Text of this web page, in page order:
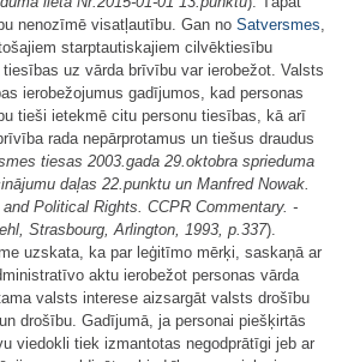
nenozīmē visatļautību. Gan no Satversmes
starptautiskajiem cilvēktiesību
uz vārda brīvību var ierobežot. Valsts
ierobežojumus gadījumos, kad personas
tieši ietekmē citu personu tiesības, kā arī
rada nepārprotamus un tiešus draudus
tiesas 2003.gada 29.oktobra sprieduma
daļas 22.punktu un Manfred Nowak.
Political Rights. CCPR Commentary. -
Strasbourg, Arlington, 1993, p.337).
uzskata, ka par leģitīmo mērķi, saskaņā ar
aktu ierobežot personas vārda
valsts interese aizsargāt valsts drošību
drošību. Gadījumā, ja personai piešķirtās
viedokli tiek izmantotas negodprātīgi jeb ar